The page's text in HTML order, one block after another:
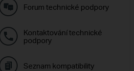
Forum technické podpory
Kontaktování technické
podpory
Seznam kompatibility